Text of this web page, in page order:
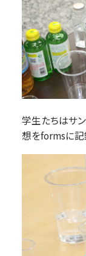
学生たちはサ
想をformsに記